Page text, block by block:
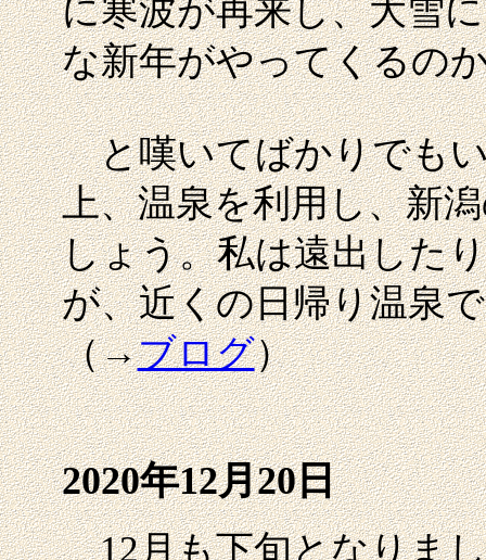
に寒波が再来し、大雪
な新年がやってくるの
と嘆いてばかりでもい
上、温泉を利用し、新
しょう。私は遠出した
が、近くの日帰り温泉
（→ブログ）
2020年12月20日
12月も下旬となりまし